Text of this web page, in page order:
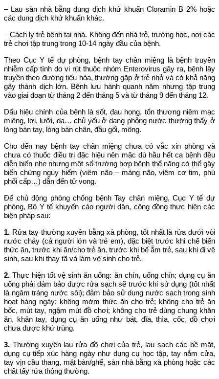
– Lau sàn nhà bằng dung dịch khử khuẩn Cloramin B 2% hoặc
các dung dịch khử khuẩn khác.
– Cách ly trẻ bệnh tại nhà. Không đến nhà trẻ, trường học, nơi các
trẻ chơi tập trung trong 10-14 ngày đầu của bệnh.
Theo Cục Y tế dự phòng, bệnh tay chân miệng là bệnh truyền
nhiễm cấp tính do vi rút thuộc nhóm Enterovirus gây ra, bệnh lây
truyền theo đường tiêu hóa, thường gặp ở trẻ nhỏ và có khả năng
gây thành dịch lớn. Bệnh lưu hành quanh năm nhưng tập trung
vào giai đoạn từ tháng 2 đến tháng 5 và từ tháng 9 đến tháng 12.
Dấu hiệu chính của bệnh là sốt, đau họng, tổn thương niêm mạc
miệng, lợi, lưỡi, da… chủ yếu ở dạng phỏng nước thường thấy ở
lòng bàn tay, lòng bàn chân, đầu gối, mông.
Cho đến nay bệnh tay chân miệng chưa có vắc xin phòng và
chưa có thuốc điều trị đặc hiệu nên mặc dù hầu hết ca bệnh đều
diễn biến nhẹ nhưng một số trường hợp bệnh thể nặng có thể gây
biến chứng nguy hiểm (viêm não – màng não, viêm cơ tim, phù
phổi cấp…) dẫn đến tử vong.
Để chủ động phòng chống bệnh Tay chân miệng, Cục Y tế dự
phòng, Bộ Y tế khuyến cáo người dân, cộng đồng thực hiện các
biện pháp sau:
1. Rửa tay thường xuyên bằng xà phòng, tốt nhất là rửa dưới vòi
nước chảy (cả người lớn và trẻ em), đặc biệt trước khi chế biến
thức ăn, trước khi ăn/cho trẻ ăn, trước khi bế ẵm trẻ, sau khi đi vệ
sinh, sau khi thay tã và làm vệ sinh cho trẻ.
2. Thực hiện tốt vệ sinh ăn uống: ăn chín, uống chín; dụng cụ ăn
uống phải đảm bảo được rửa sạch sẽ trước khi sử dụng (tốt nhất
là ngâm tráng nước sôi); đảm bảo sử dụng nước sạch trong sinh
hoạt hàng ngày; không mớm thức ăn cho trẻ; không cho trẻ ăn
bốc, mút tay, ngậm mút đồ chơi; không cho trẻ dùng chung khăn
ăn, khăn tay, dụng cụ ăn uống như bát, đĩa, thìa, cốc, đồ chơi
chưa được khử trùng.
3. Thường xuyên lau rửa đồ chơi của trẻ, lau sạch các bề mặt,
dụng cụ tiếp xúc hàng ngày như dụng cụ học tập, tay nắm cửa,
tay vịn cầu thang, mặt bàn/ghế, sàn nhà bằng xà phòng hoặc các
chất tẩy rửa thông thường.